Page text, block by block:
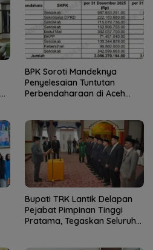
BPK Soroti Mandeknya
Penyelesaian Tuntutan
Perbendaharaan di Aceh
Bupati TRK Lantik Delapan
Pejabat Pimpinan Tinggi
Pratama, Tegaskan Seluruh